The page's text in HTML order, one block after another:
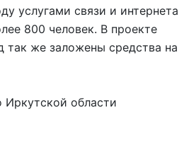
услугами связи и интернета
800 человек. В проекте
так же заложены средства на
Иркутской области